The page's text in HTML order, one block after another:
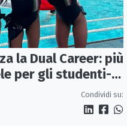
la Dual Career: più
per gli studenti-
Condividi su: